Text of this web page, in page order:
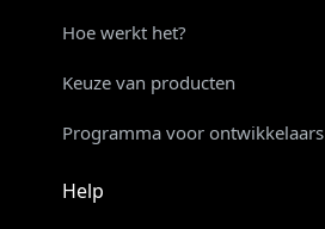
Hoe werkt het?
Keuze van producten
Programma voor ontwikkelaars
Help